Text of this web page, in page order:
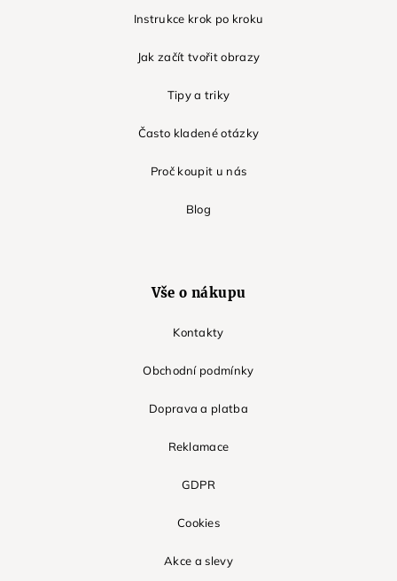
Instrukce krok po kroku
Jak začít tvořit obrazy
Tipy a triky
Často kladené otázky
Proč koupit u nás
Blog
Vše o nákupu
Kontakty
Obchodní podmínky
Doprava a platba
Reklamace
GDPR
Cookies
Akce a slevy